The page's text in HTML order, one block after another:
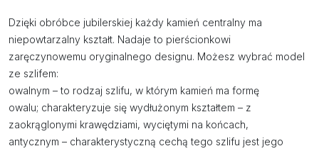
Dzięki obróbce jubilerskiej każdy kamień centralny ma
niepowtarzalny kształt. Nadaje to pierścionkowi
zaręczynowemu oryginalnego designu. Możesz wybrać model
ze szlifem:
owalnym – to rodzaj szlifu, w którym kamień ma formę
owalu; charakteryzuje się wydłużonym kształtem – z
zaokrąglonymi krawędziami, wyciętymi na końcach,
antycznym – charakterystyczną cechą tego szlifu jest jego